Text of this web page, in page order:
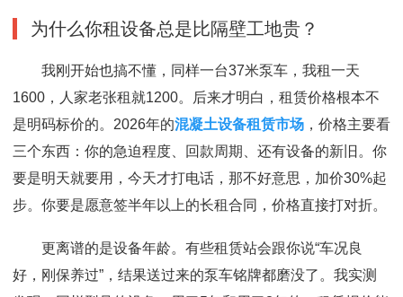
为什么你租设备总是比隔壁工地贵？
我刚开始也搞不懂，同样一台37米泵车，我租一天
1600，人家老张租就1200。后来才明白，租赁价格根本不
是明码标价的。2026年的混凝土设备租赁市场 ，价格主要看
三个东西：你的急迫程度、回款周期、还有设备的新旧。你
要是明天就要用，今天才打电话，那不好意思，加价30%起
步。你要是愿意签半年以上的长租合同，价格直接打对折。
更离谱的是设备年龄。有些租赁站会跟你说“车况良
好，刚保养过”，结果送过来的泵车铭牌都磨没了。我实测